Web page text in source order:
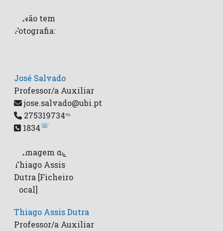
José Salvado
Professor/a Auxiliar
jose.salvado@ubi.pt
275319734℡
1834☏
Thiago Assis Dutra
Professor/a Auxiliar